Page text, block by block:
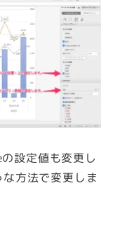
設定値も変更し
方法で変更しま